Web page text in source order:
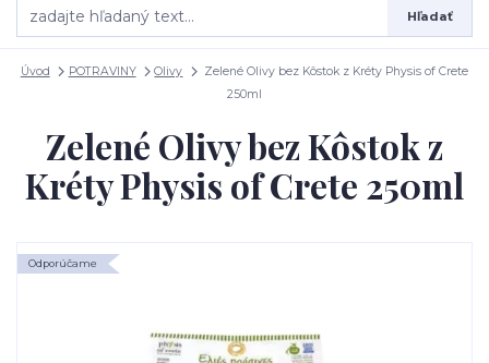
Hľadať
Úvod POTRAVINY Olivy
Zelené Olivy bez Kôstok z Kréty Physis of Crete
250ml
Zelené Olivy bez Kôstok z
Kréty Physis of Crete 250ml
Odporúčame